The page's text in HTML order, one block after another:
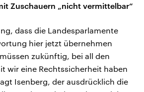
Zuschauern „nicht vermittelbar“
dass die Landesparlamente
hier jetzt übernehmen
zukünftig, bei all den
wir eine Rechtssicherheit haben
Isenberg, der ausdrücklich die